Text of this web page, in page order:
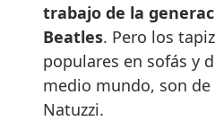
trabajo de la
Beatles. Pero los
populares en sofás y
medio mundo, son
Natuzzi.